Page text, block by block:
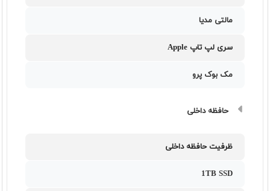
مالتی مدیا
سری لپ تاپ Apple
مک بوک پرو
حافظه داخلی
ظرفیت حافظه داخلی
1TB SSD